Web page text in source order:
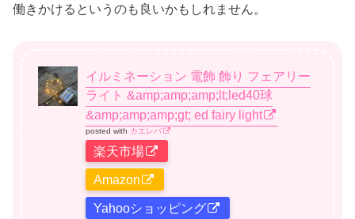
働きかけるというのも良いかもしれません。
イルミネーション 電飾 飾り フェアリー
ライト &amp;amp;amp;lt;led40球
&amp;amp;amp;gt; ed fairy light
posted with カエレバ
楽天市場
Amazon
Yahooショッピング